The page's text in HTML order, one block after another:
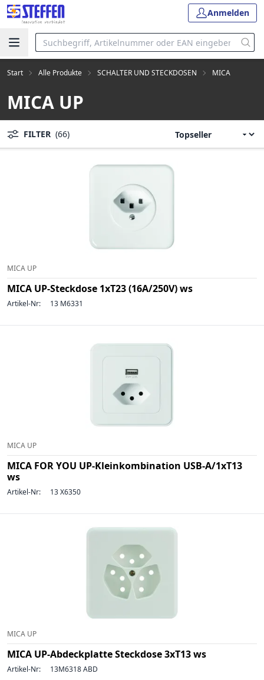
Anmelden
Start Alle Produkte SCHALTER UND STECKDOSEN MICA
MICA UP
FILTER (66)
MICA UP
MICA UP-Steckdose 1xT23 (16A/250V) ws
Artikel-Nr: 13 M6331
MICA UP
MICA FOR YOU UP-Kleinkombination USB-A/1xT13
ws
Artikel-Nr: 13 X6350
MICA UP
MICA UP-Abdeckplatte Steckdose 3xT13 ws
Artikel-Nr: 13M6318 ABD